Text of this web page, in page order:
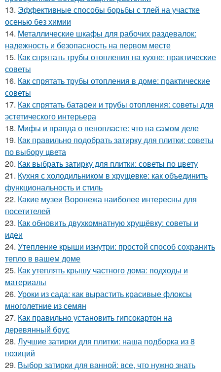
13. Эффективные способы борьбы с тлей на участке
осенью без химии
14. Металлические шкафы для рабочих раздевалок:
надежность и безопасность на первом месте
15. Как спрятать трубы отопления на кухне: практические
советы
16. Как спрятать трубы отопления в доме: практические
советы
17. Как спрятать батареи и трубы отопления: советы для
эстетического интерьера
18. Мифы и правда о пенопласте: что на самом деле
19. Как правильно подобрать затирку для плитки: советы
по выбору цвета
20. Как выбрать затирку для плитки: советы по цвету
21. Кухня с холодильником в хрущевке: как объединить
функциональность и стиль
22. Какие музеи Воронежа наиболее интересны для
посетителей
23. Как обновить двухкомнатную хрущёвку: советы и
идеи
24. Утепление крыши изнутри: простой способ сохранить
тепло в вашем доме
25. Как утеплять крышу частного дома: подходы и
материалы
26. Уроки из сада: как вырастить красивые флоксы
многолетние из семян
27. Как правильно установить гипсокартон на
деревянный брус
28. Лучшие затирки для плитки: наша подборка из 8
позиций
29. Выбор затирки для ванной: все, что нужно знать